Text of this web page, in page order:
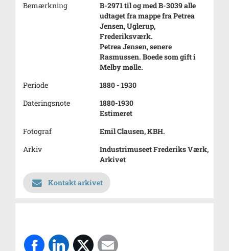
Bemærkning
B-2971 til og med B-3039 alle
udtaget fra mappe fra Petrea
Jensen, Uglerup,
Frederiksværk.
Petrea Jensen, senere
Rasmussen. Boede som gift i
Melby mølle.
Periode
1880 - 1930
Dateringsnote
1880-1930
Estimeret
Fotograf
Emil Clausen, KBH.
Arkiv
Industrimuseet Frederiks Værk,
Arkivet
Kontakt arkivet